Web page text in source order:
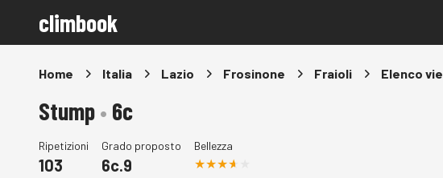
climbook
Home Italia Lazio Frosinone Fraioli Elenco vie
Stump• 6c
Ripetizioni
103
Grado proposto
6c.9
Bellezza